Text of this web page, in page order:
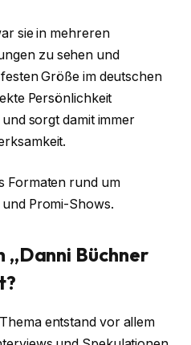
sie in mehreren
zu sehen und
Größe im deutschen
Persönlichkeit
sorgt damit immer
Formaten rund um
Promi-Shows.
„Danni Büchner
entstand vor allem